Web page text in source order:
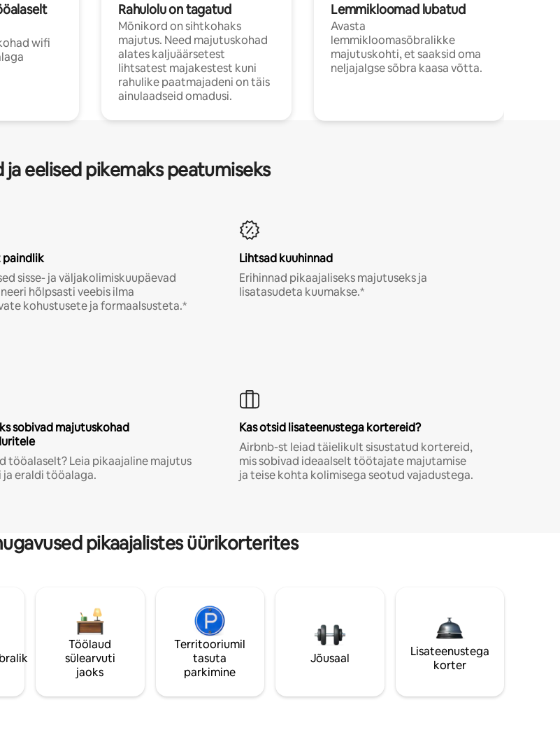
wifi
Rahulolu on tagatud
Mõnikord on sihtkohaks
majutus. Need majutuskohad
alates kaljuäärsetest
lihtsatest majakestest kuni
rahulike paatmajadeni on täis
ainulaadseid omadusi.
Lemmikloomad lubatud
Avasta
lemmikloomasõbralikke
majutuskohti, et saaksid oma
neljajalgse sõbra kaasa võtta.
ja eelised pikemaks peatumiseks
paindlik
sisse- ja väljakolimiskuupäevad
hõlpsasti veebis ilma
kohustusete ja formaalsusteta.*
Lihtsad kuuhinnad
Erihinnad pikaajaliseks majutuseks ja
lisatasudeta kuumakse.*
sobivad majutuskohad
tööalaselt? Leia pikaajaline majutus
ja eraldi tööalaga.
Kas otsid lisateenustega kortereid?
Airbnb-st leiad täielikult sisustatud kortereid,
mis sobivad ideaalselt töötajate majutamise
ja teise kohta kolimisega seotud vajadustega.
pikaajalistes üürikorterites
Töölaud
sülearvuti
jaoks
Territooriumil
tasuta
parkimine
Jõusaal
Lisateenustega
korter